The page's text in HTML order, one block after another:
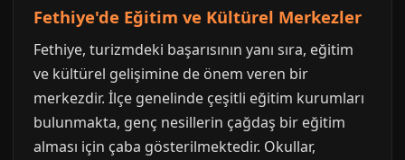
Fethiye'de Eğitim ve Kültürel Merkezler
Fethiye, turizmdeki başarısının yanı sıra, eğitim
ve kültürel gelişimine de önem veren bir
merkezdir. İlçe genelinde çeşitli eğitim kurumları
bulunmakta, genç nesillerin çağdaş bir eğitim
alması için çaba gösterilmektedir. Okullar,